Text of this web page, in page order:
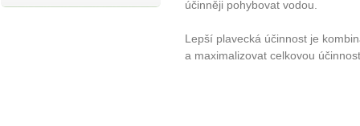
účinněji pohybovat vodou.
Lepší plavecká účinnost je
a maximalizovat celkovou